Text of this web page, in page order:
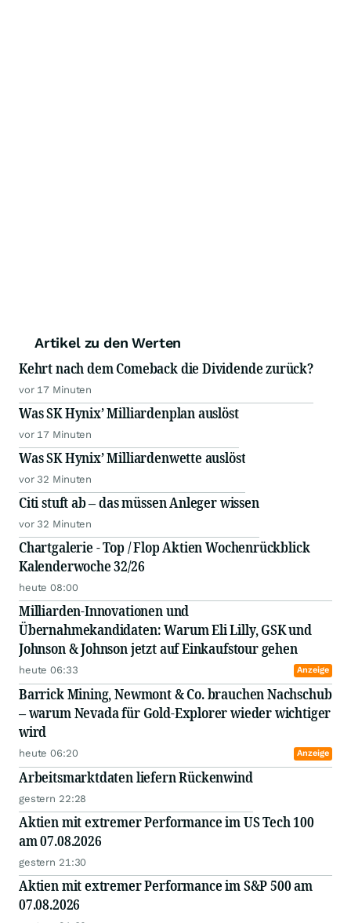
Artikel zu den Werten
Kehrt nach dem Comeback die Dividende zurück?
vor 17 Minuten
Was SK Hynix’ Milliardenplan auslöst
vor 17 Minuten
Was SK Hynix’ Milliardenwette auslöst
vor 32 Minuten
Citi stuft ab – das müssen Anleger wissen
vor 32 Minuten
Chartgalerie - Top / Flop Aktien Wochenrückblick
Kalenderwoche 32/26
heute 08:00
Milliarden-Innovationen und
Übernahmekandidaten: Warum Eli Lilly, GSK und
Johnson & Johnson jetzt auf Einkaufstour gehen
heute 06:33 Anzeige
Barrick Mining, Newmont & Co. brauchen Nachschub
– warum Nevada für Gold-Explorer wieder wichtiger
wird
heute 06:20 Anzeige
Arbeitsmarktdaten liefern Rückenwind
gestern 22:28
Aktien mit extremer Performance im US Tech 100
am 07.08.2026
gestern 21:30
Aktien mit extremer Performance im S&P 500 am
07.08.2026